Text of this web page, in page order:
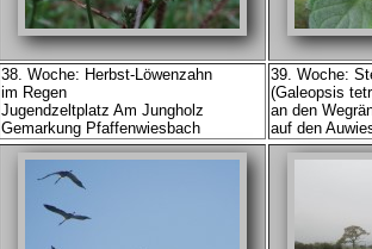
38. Woche: Herbst-Löwenzahn
im Regen
Jugendzeltplatz Am Jungholz
Gemarkung Pfaffenwiesbach
39. Woche:
(Galeopsis
an den
auf den